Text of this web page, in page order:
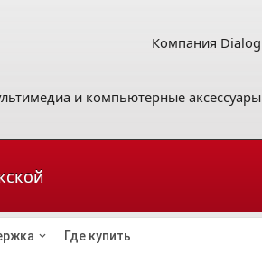
Компания Dialog
и компьютерные аксессуары
Где купить